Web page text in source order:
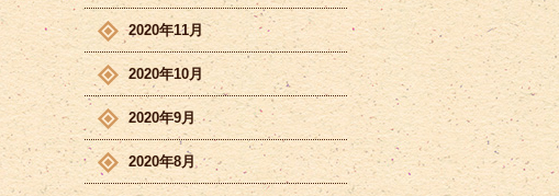
2020年11月
2020年10月
2020年9月
2020年8月